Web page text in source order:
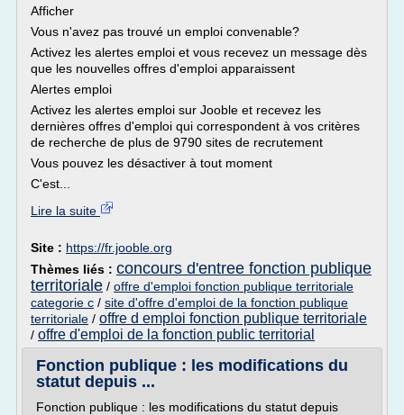
Afficher
Vous n'avez pas trouvé un emploi convenable?
Activez les alertes emploi et vous recevez un message dès
que les nouvelles offres d'emploi apparaissent
Alertes emploi
Activez les alertes emploi sur Jooble et recevez les
dernières offres d'emploi qui correspondent à vos critères
de recherche de plus de 9790 sites de recrutement
Vous pouvez les désactiver à tout moment
C'est...
Lire la suite
Site : https://fr.jooble.org
Thèmes liés : concours d'entree fonction publique
territoriale / offre d'emploi fonction publique territoriale
categorie c / site d'offre d'emploi de la fonction publique
territoriale / offre d emploi fonction publique territoriale
/ offre d'emploi de la fonction public territorial
Fonction publique : les modifications du
statut depuis ...
Fonction publique : les modifications du statut depuis